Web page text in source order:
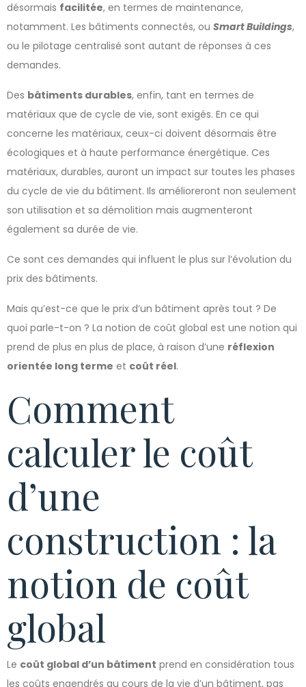
désormais facilitée, en termes de maintenance,
notamment. Les bâtiments connectés, ou Smart Buildings,
ou le pilotage centralisé sont autant de réponses à ces
demandes.
Des bâtiments durables, enfin, tant en termes de
matériaux que de cycle de vie, sont exigés. En ce qui
concerne les matériaux, ceux-ci doivent désormais être
écologiques et à haute performance énergétique. Ces
matériaux, durables, auront un impact sur toutes les phases
du cycle de vie du bâtiment. Ils amélioreront non seulement
son utilisation et sa démolition mais augmenteront
également sa durée de vie.
Ce sont ces demandes qui influent le plus sur l’évolution du
prix des bâtiments.
Mais qu’est-ce que le prix d’un bâtiment après tout ? De
quoi parle-t-on ? La notion de coût global est une notion qui
prend de plus en plus de place, à raison d’une réflexion
orientée long terme et coût réel.
Comment
calculer le coût
d’une
construction : la
notion de coût
global
Le coût global d’un bâtiment prend en considération tous
les coûts engendrés au cours de la vie d’un bâtiment, pas